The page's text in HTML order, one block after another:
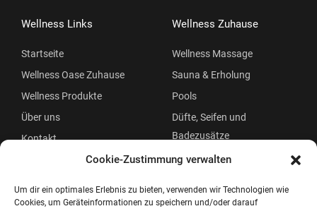
Cookie-Zustimmung verwalten
Um dir ein optimales Erlebnis zu bieten, verwenden wir Technologien wie
Cookies, um Geräteinformationen zu speichern und/oder darauf
Wellness Links
Startseite
Wellness Oase Zuhause
Wellness Produkte
Über uns
Kontakt
Wellness Zuhause
Wellness Massage
Sauna & Erholung
Pools
Düfte, Seifen und
Badezusätze
Beauty